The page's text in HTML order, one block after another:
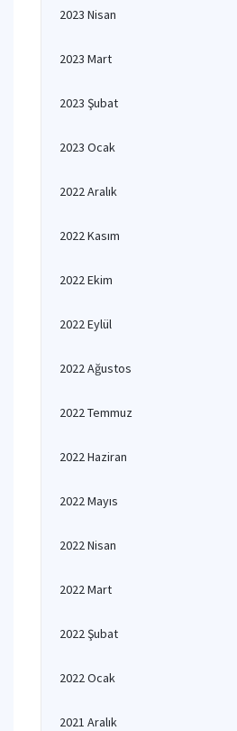
2023 Nisan
2023 Mart
2023 Şubat
2023 Ocak
2022 Aralık
2022 Kasım
2022 Ekim
2022 Eylül
2022 Ağustos
2022 Temmuz
2022 Haziran
2022 Mayıs
2022 Nisan
2022 Mart
2022 Şubat
2022 Ocak
2021 Aralık